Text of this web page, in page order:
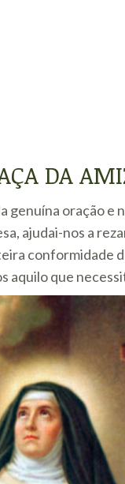
DA
genuína oração
ajudai-nos a
conformidade
aquilo que